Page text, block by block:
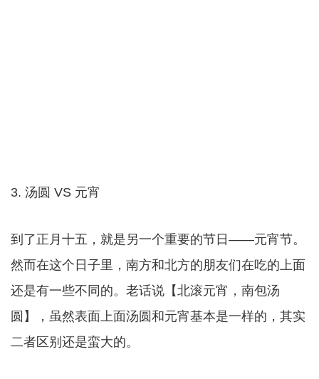
3. 汤圆 VS 元宵
到了正月十五，就是另一个重要的节日——元宵节。
然而在这个日子里，南方和北方的朋友们在吃的上面
还是有一些不同的。老话说【北滚元宵，南包汤
圆】，虽然表面上面汤圆和元宵基本是一样的，其实
二者区别还是蛮大的。